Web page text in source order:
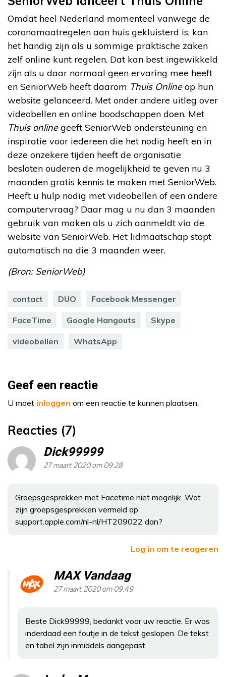
Omdat heel Nederland momenteel vanwege de
coronamaatregelen aan huis gekluisterd is, kan
het handig zijn als u sommige praktische zaken
zelf online kunt regelen. Dat kan best ingewikkeld
zijn als u daar normaal geen ervaring mee heeft
en SeniorWeb heeft daarom Thuis Onlineop hun
website gelanceerd. Met onder andere uitleg over
videobellen en online boodschappen doen. Met
Thuis onlinegeeft SeniorWeb ondersteuning en
inspiratie voor iedereen die het nodig heeft en in
deze onzekere tijden heeft de organisatie
besloten ouderen de mogelijkheid te geven nu 3
maanden gratis kennis te maken met SeniorWeb.
Heeft u hulp nodig met videobellen of een andere
computervraag? Daar mag u nu dan 3 maanden
gebruik van maken als u zich aanmeldt via de
website van SeniorWeb. Het lidmaatschap stopt
automatisch na die 3 maanden weer.
(Bron: SeniorWeb)
contact DUO Facebook Messenger
FaceTime Google Hangouts Skype
videobellen WhatsApp
Geef een reactie
U moet inloggen om een reactie te kunnen plaatsen.
Reacties (7)
Dick99999
27 maart 2020 om 09:28
Groepsgesprekken met Facetime niet mogelijk. Wat
zijn groepsgesprekken vermeld op
support.apple.com/nl-nl/HT209022 dan?
Log in om te reageren
MAX Vandaag
27 maart 2020 om 09:49
Beste Dick99999, bedankt voor uw reactie. Er was
inderdaad een foutje in de tekst geslopen. De tekst
en tabel zijn inmiddels aangepast.